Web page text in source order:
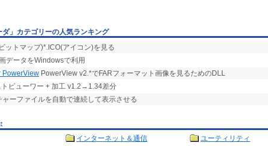
ダ」カテゴリーの人気ランキング
ットマップ)*.ICO(アイコン)を見る
データをWindowsで利用
PowerView PowerView v2.*でFARフォーマット画像を見るためのDLL
トビューワー + 加工 v1.2→1.34差分
ャーファイルを自動で連続して表示させる
インターネット＆通信
ユーティリティ